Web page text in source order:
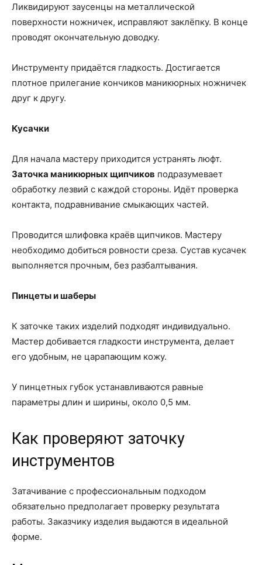
Ликвидируют заусенцы на металлической
поверхности ножничек, исправляют заклёпку. В конце
проводят окончательную доводку.
Инструменту придаётся гладкость. Достигается
плотное прилегание кончиков маникюрных ножничек
друг к другу.
Кусачки
Для начала мастеру приходится устранять люфт.
Заточка маникюрных щипчиков подразумевает
обработку лезвий с каждой стороны. Идёт проверка
контакта, подравнивание смыкающих частей.
Проводится шлифовка краёв щипчиков. Мастеру
необходимо добиться ровности среза. Сустав кусачек
выполняется прочным, без разбалтывания.
Пинцеты и шаберы
К заточке таких изделий подходят индивидуально.
Мастер добивается гладкости инструмента, делает
его удобным, не царапающим кожу.
У пинцетных губок устанавливаются равные
параметры длин и ширины, около 0,5 мм.
Как проверяют заточку
инструментов
Затачивание с профессиональным подходом
обязательно предполагает проверку результата
работы. Заказчику изделия выдаются в идеальной
форме.